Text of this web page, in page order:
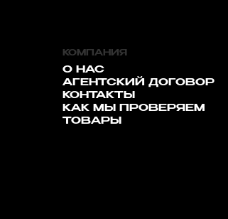
КОМПАНИЯ
О НАС
АГЕНТСКИЙ ДОГОВОР
КОНТАКТЫ
КАК МЫ ПРОВЕРЯЕМ
ТОВАРЫ